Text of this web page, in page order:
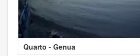
Quarto - Genua